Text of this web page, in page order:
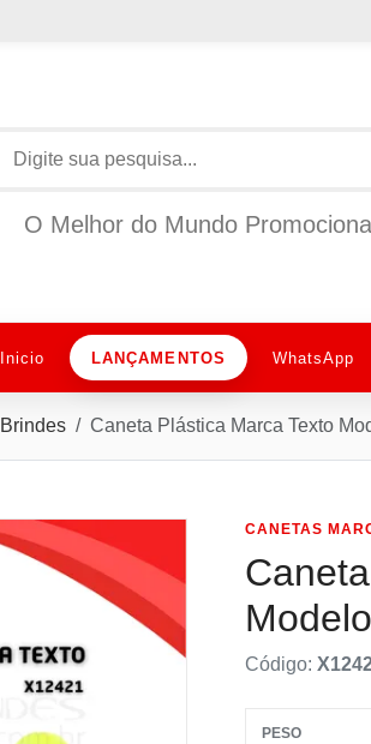
O Melhor do Mundo
Inicio LANÇAMENTOS WhatsApp
Brindes Caneta Plástica Marca Texto
CANETAS
Código:
PESO